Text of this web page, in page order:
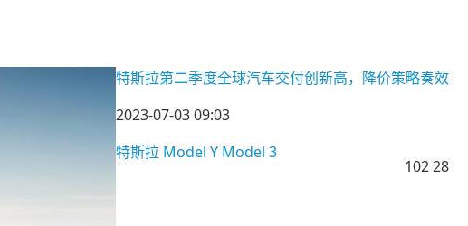
特斯拉第二季度全球汽车交付创新高，降价策略奏效
2023-07-03 09:03
特斯拉 Model Y Model 3
10228